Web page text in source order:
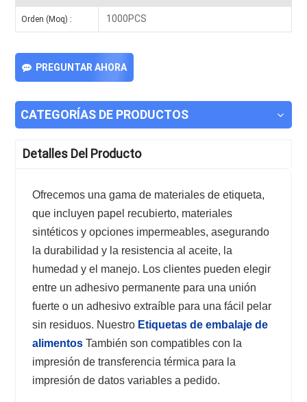
Orden (Moq) : 1000PCS
PREGUNTAR AHORA
CATEGORÍAS DE PRODUCTOS
Detalles Del Producto
Ofrecemos una gama de materiales de etiqueta,
que incluyen papel recubierto, materiales
sintéticos y opciones impermeables, asegurando
la durabilidad y la resistencia al aceite, la
humedad y el manejo. Los clientes pueden elegir
entre un adhesivo permanente para una unión
fuerte o un adhesivo extraíble para una fácil pelar
sin residuos. Nuestro Etiquetas de embalaje de
alimentos También son compatibles con la
impresión de transferencia térmica para la
impresión de datos variables a pedido.